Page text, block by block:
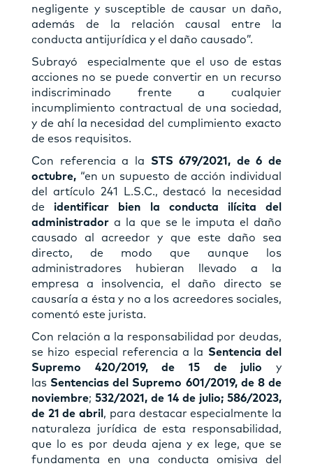
negligente y susceptible de causar un daño,
además de la relación causal entre la
conducta antijurídica y el daño causado”.
Subrayó especialmente que el uso de estas
acciones no se puede convertir en un recurso
indiscriminado frente a cualquier
incumplimiento contractual de una sociedad,
y de ahí la necesidad del cumplimiento exacto
de esos requisitos.
Con referencia a la STS 679/2021, de 6 de
octubre, “en un supuesto de acción individual
del artículo 241 L.S.C., destacó la necesidad
deidentificar bien la conducta ilícita del
administrador a la que se le imputa el daño
causado al acreedor y que este daño sea
directo, de modo que aunque los
administradores hubieran llevado a la
empresa a insolvencia, el daño directo se
causaría a ésta y no a los acreedores sociales,
comentó este jurista.
Con relación a la responsabilidad por deudas,
se hizo especial referencia a la Sentencia del
Supremo 420/2019, de 15 de julio y
las Sentencias del Supremo 601/2019, de 8 de
noviembre; 532/2021, de 14 de julio; 586/2023,
de 21 de abril , para destacar especialmente la
naturaleza jurídica de esta responsabilidad,
que lo es por deuda ajena y ex lege, que se
fundamenta en una conducta omisiva del